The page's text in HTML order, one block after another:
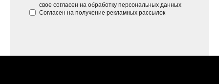
свое согласен на обработку персональных данных
Согласен на получение рекламных рассылок